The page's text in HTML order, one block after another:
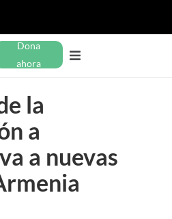
Dona
ahora
la
a
a nuevas